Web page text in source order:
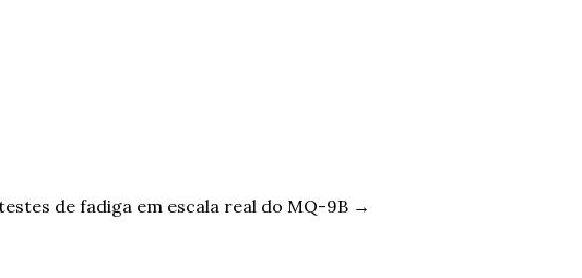
de fadiga em escala real do MQ-9B →